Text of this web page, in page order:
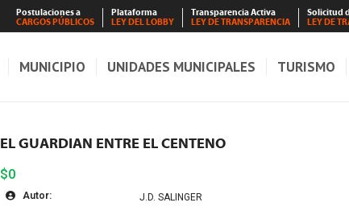
Postulaciones a
CARGOS PÚBLICOS
Plataforma
LEY DEL LOBBY
Transparencia Activa
LEY DE TRANSPARENCIA
Solicitud
LEY DE
MUNICIPIO UNIDADES MUNICIPALES TURISMO
EL GUARDIAN ENTRE EL CENTENO
$0
Autor: J.D. SALINGER